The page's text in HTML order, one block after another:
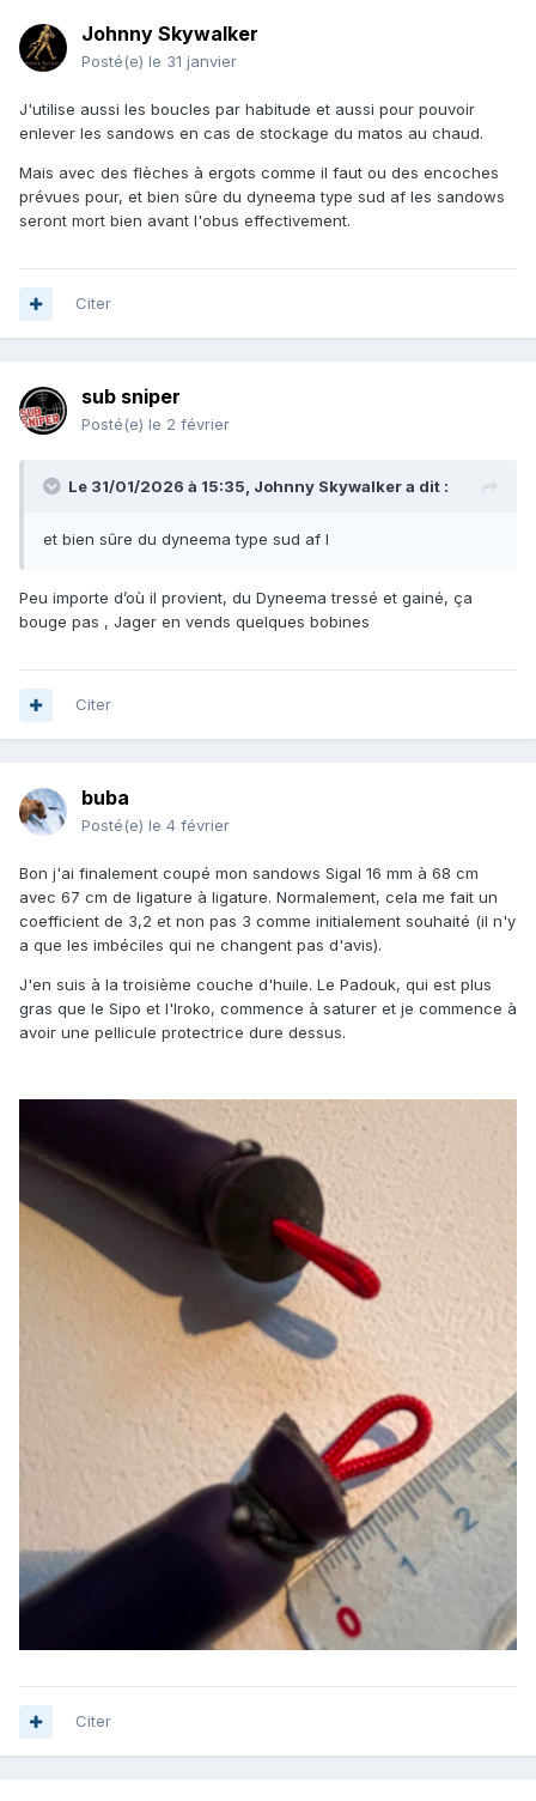
Johnny Skywalker
Posté(e) le 31 janvier
J'utilise aussi les boucles par habitude et aussi pour pouvoir
enlever les sandows en cas de stockage du matos au chaud.
Mais avec des flèches à ergots comme il faut ou des encoches
prévues pour, et bien sûre du dyneema type sud af les sandows
seront mort bien avant l'obus effectivement.
Citer
sub sniper
Posté(e) le 2 février
Le 31/01/2026 à 15:35, Johnny Skywalkera dit :
et bien sûre du dyneema type sud af l
Peu importe d’où il provient, du Dyneema tressé et gainé, ça
bouge pas , Jager en vends quelques bobines
Citer
buba
Posté(e) le 4 février
Bon j'ai finalement coupé mon sandows Sigal 16 mm à 68 cm
avec 67 cm de ligature à ligature. Normalement, cela me fait un
coefficient de 3,2 et non pas 3 comme initialement souhaité (il n'y
a que les imbéciles qui ne changent pas d'avis).
J'en suis à la troisième couche d'huile. Le Padouk, qui est plus
gras que le Sipo et l'Iroko, commence à saturer et je commence à
avoir une pellicule protectrice dure dessus.
Citer